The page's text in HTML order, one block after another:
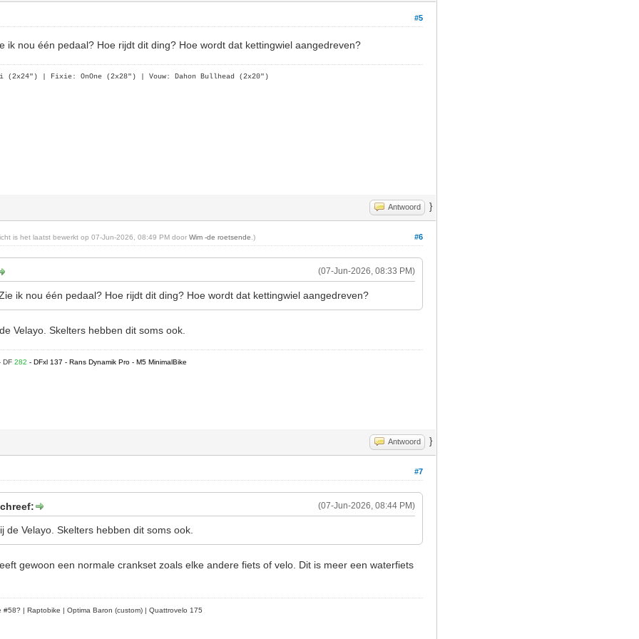
#5
ik nou één pedaal? Hoe rijdt dit ding? Hoe wordt dat kettingwiel aangedreven?
(2x24") | Fixie: OnOne (2x28") | Vouw: Dahon Bullhead (2x20")
Antwoord }
#6
is het laatst bewerkt op 07-Jun-2026, 08:49 PM doorWim -de roetsende .)
(07-Jun-2026, 08:33 PM)
ik nou één pedaal? Hoe rijdt dit ding? Hoe wordt dat kettingwiel aangedreven?
Velayo. Skelters hebben dit soms ook.
DF282- DFxl 137 - Rans Dynamik Pro - M5 MinimalBike
Antwoord }
#7
(07-Jun-2026, 08:44 PM)
de Velayo. Skelters hebben dit soms ook.
gewoon een normale crankset zoals elke andere fiets of velo. Dit is meer een waterfiets
#58? | Raptobike | Optima Baron (custom) | Quattrovelo 175